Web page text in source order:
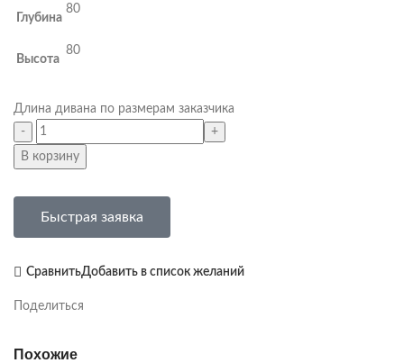
Глубина
80
Высота
80
Длина дивана по размерам заказчика
В корзину
Быстрая заявка
СравнитьДобавить в список желаний
Поделиться
Похожие